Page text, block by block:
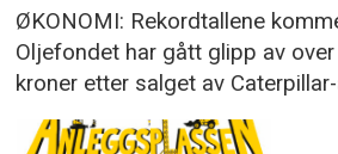
ØKONOMI: Rekordtallene
Oljefondet har gått glipp av
kroner etter salget av